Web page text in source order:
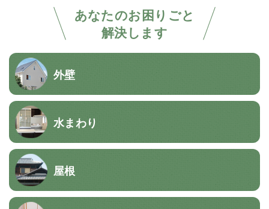
あなたのお困りごと
解決します
外壁
水まわり
屋根